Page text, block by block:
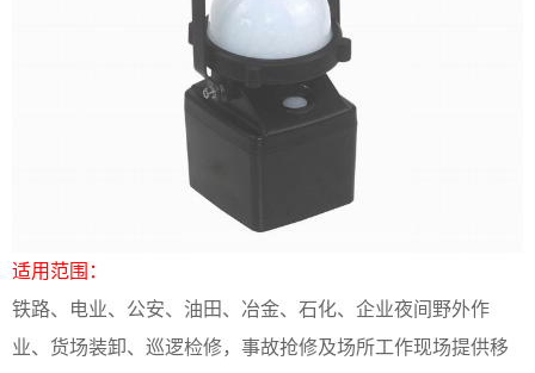
适用范围：
铁路、电业、公安、油田、冶金、石化、企业夜间野外作
业、货场装卸、巡逻检修，事故抢修及场所工作现场提供移